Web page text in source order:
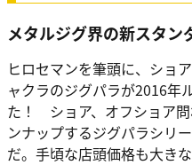
メタルジグ界の新スタン
ヒロセマンを筆頭に、ショ
ャクラのジグパラが2016年
た！ ショア、オフショア
ンナップするジグパラシリ
だ。手頃な店頭価格も大きな